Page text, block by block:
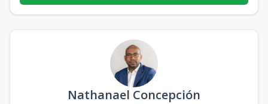
Nathanael Concepción